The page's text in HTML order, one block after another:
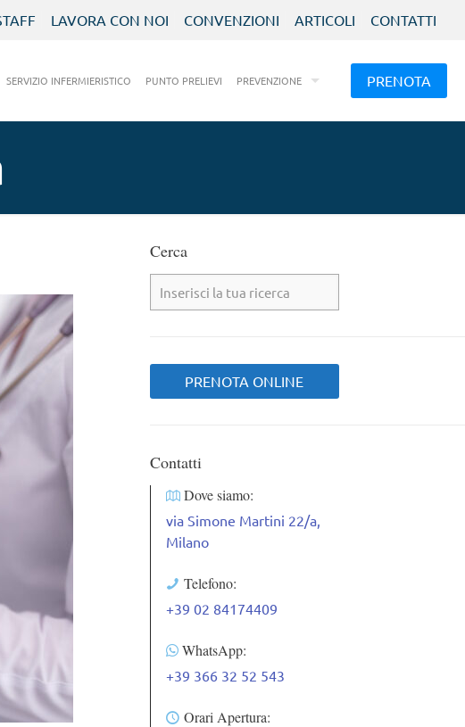
LAVORA CON NOI CONVENZIONI ARTICOLI CONTATTI
SERVIZIO INFERMIERISTICO PUNTO PRELIEVI PREVENZIONE PRENOTA
Cerca
PRENOTA ONLINE
Contatti
Dove siamo:
via Simone Martini 22/a,
Milano
Telefono:
+39 02 84174409
WhatsApp:
+39 366 32 52 543
Orari Apertura: